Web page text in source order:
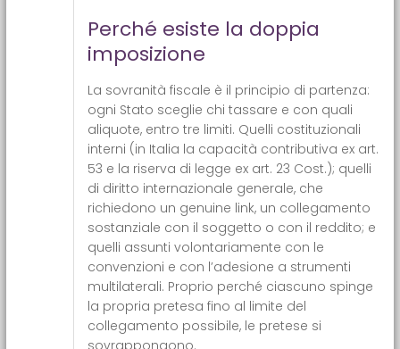
Perché esiste la doppia
imposizione
La sovranità fiscale è il principio di partenza:
ogni Stato sceglie chi tassare e con quali
aliquote, entro tre limiti. Quelli costituzionali
interni (in Italia la capacità contributiva ex art.
53 e la riserva di legge ex art. 23 Cost.); quelli
di diritto internazionale generale, che
richiedono un genuine link, un collegamento
sostanziale con il soggetto o con il reddito; e
quelli assunti volontariamente con le
convenzioni e con l’adesione a strumenti
multilaterali. Proprio perché ciascuno spinge
la propria pretesa fino al limite del
collegamento possibile, le pretese si